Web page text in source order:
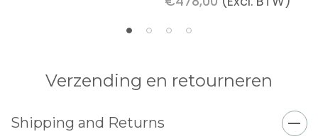
Verzending en retourneren
Shipping and Returns